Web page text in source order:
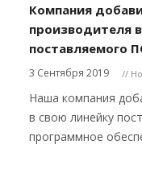
Компания
производителя
поставляемого
3 Сентября 2019 //
Наша компания
в свою линейку
программное